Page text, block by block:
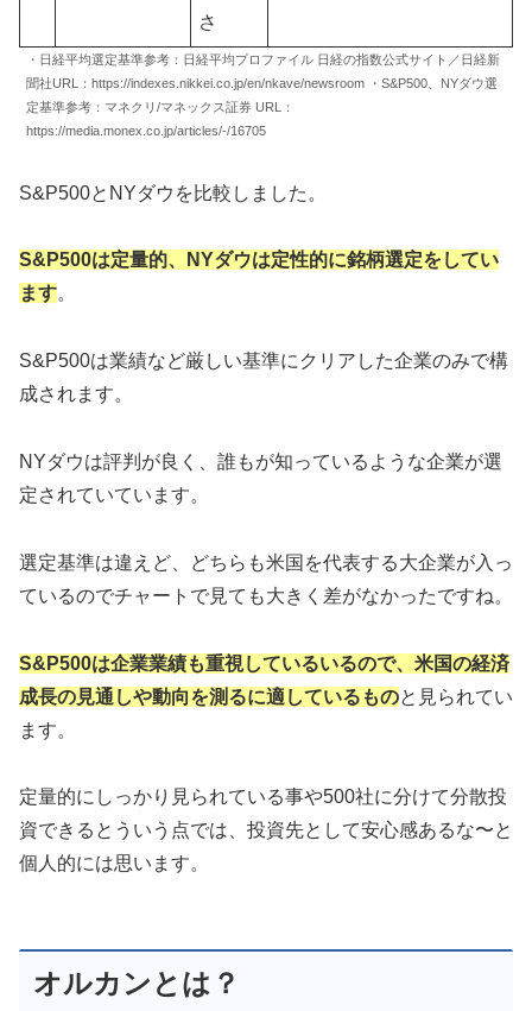
さ
・日経平均選定基準参考：日経平均プロファイル 日経の指数公式サイト／日経新
聞社URL：https://indexes.nikkei.co.jp/en/nkave/newsroom ・S&P500、NYダウ選
定基準参考：マネクリ/マネックス証券 URL：
https://media.monex.co.jp/articles/-/16705
S&P500とNYダウを比較しました。
S&P500は定量的、NYダウは定性的に銘柄選定をしてい
ます。
S&P500は業績など厳しい基準にクリアした企業のみで構
成されます。
NYダウは評判が良く、誰もが知っているような企業が選
定されていています。
選定基準は違えど、どちらも米国を代表する大企業が入っ
ているのでチャートで見ても大きく差がなかったですね。
S&P500は企業業績も重視しているいるので、米国の経済
成長の見通しや動向を測るに適しているものと見られてい
ます。
定量的にしっかり見られている事や500社に分けて分散投
資できるとういう点では、投資先として安心感あるな〜と
個人的には思います。
オルカンとは？